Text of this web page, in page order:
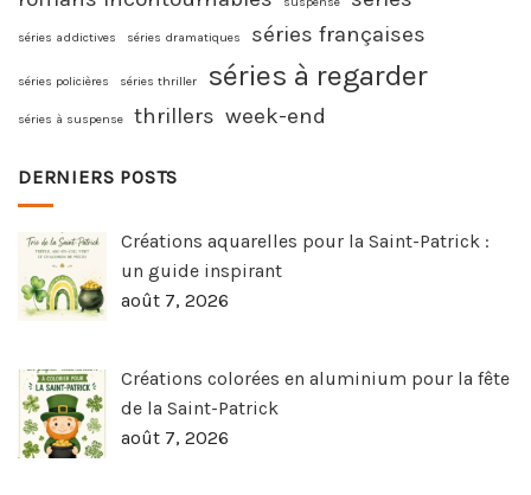
séries addictives séries dramatiques séries françaises
séries policières séries thriller séries à regarder
séries à suspense thrillers week-end
DERNIERS POSTS
Créations aquarelles pour la Saint-Patrick :
un guide inspirant
août 7, 2026
Créations colorées en aluminium pour la fête
de la Saint-Patrick
août 7, 2026